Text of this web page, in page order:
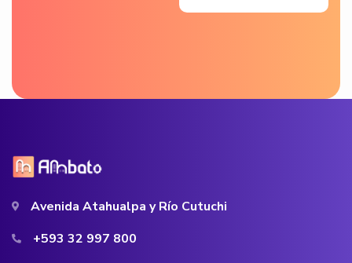
Avenida Atahualpa y Río Cutuchi
+593 32 997 800